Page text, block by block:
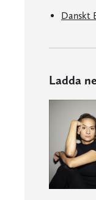
Danskt
Ladda